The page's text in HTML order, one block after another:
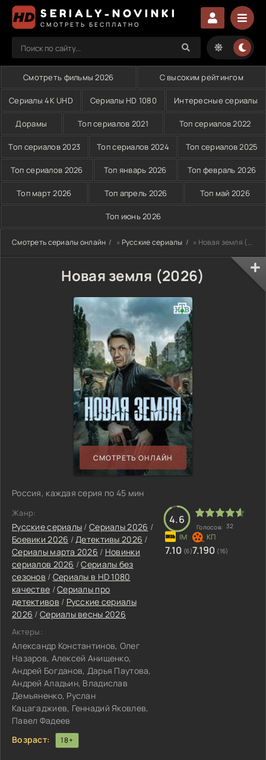
SERIALY-NOVINKI
СМОТРЕТЬ БЕСПЛАТНО
Смотреть фильмы 2026 С высоким рейтингом
Сериалы 4K UHD Сериалы HD 1080 Интересные сериалы
Дорамы Топ сериалов 2021 Топ сериалов 2022
Топ сериалов 2023 Топ сериалов 2024 Топ сериалов 2025
Топ сериалов 2026 Топ январь 2026 Топ февраль 2026
Топ март 2026 Топ апрель 2026 Топ май 2026
Топ июнь 2026
Смотреть сериалы онлайн » Русские сериалы » Новая земля (2026)
Новая земля (2026)
СМОТРЕТЬ ОНЛАЙН
Россия, каждая серия по 45 мин
Жанр:
Русские сериалы /Сериалы 2026 /
Боевики 2026 /Детективы 2026 /
Сериалы марта 2026 / Новинки
сериалов 2026 /Сериалы без
сезонов / Сериалы в HD 1080
качестве /Сериалы про
детективов / Русские сериалы
2026 / Сериалы весны 2026
Актеры:
Александр Константинов, Олег
Назаров, Алексей Анищенко,
Андрей Богданов, Дарья Паутова,
Андрей Аладьин, Владислав
Демьяненко, Руслан
Кацагаджиев, Геннадий Яковлев,
Павел Фадеев
Возраст:
18+
4.6
Голосов: 32
7.10 (6)7.190 (16)